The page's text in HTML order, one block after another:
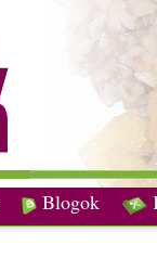
Blogok